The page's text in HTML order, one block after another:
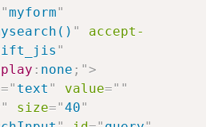
"myform"
"
accept-
"
: none ; ">
=" text " value=" "
" size="40"